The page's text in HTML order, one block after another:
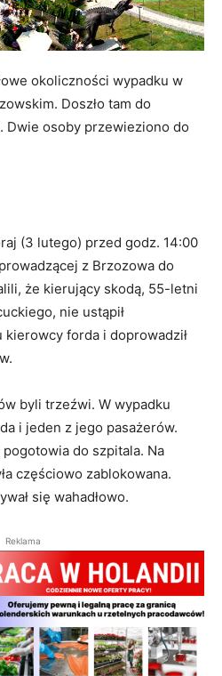
okoliczności wypadku w
Doszło tam do
Dwie osoby przewieziono do
(3 lutego) przed godz. 14:00
z Brzozowa do
że kierujący skodą, 55-letni
nie ustąpił
forda i doprowadził
byli trzeźwi. W wypadku
i jeden z jego pasażerów.
do szpitala. Na
częściowo zablokowana.
się wahadłowo.
Reklama